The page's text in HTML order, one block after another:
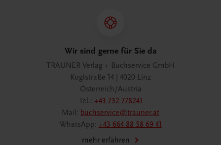
Wir sind gerne für Sie da
TRAUNER Verlag + Buchservice GmbH
Köglstraße 14 | 4020 Linz
Österreich/Austria
Tel.: +43 732 778241
Mail: buchservice@trauner.at
WhatsApp: +43 664 88 58 69 41
mehr erfahren